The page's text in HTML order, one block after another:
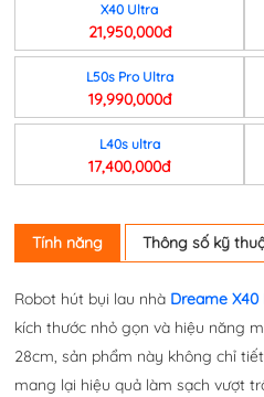
X40 Ultra
21,950,000đ
L50s Pro Ultra
19,990,000đ
L40s ultra
17,400,000đ
Tính năng Thông số kỹ
Robot hút bụi lau nhà Dreame
kích thước nhỏ gọn và hiệu năng
28cm, sản phẩm này không chỉ
mang lại hiệu quả làm sạch vượt